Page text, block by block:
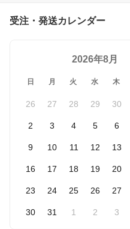
F32EX
受注・発送カレンダー
2026年8月
日 月 火 水 木
26 27 28 29 30
2 3 4 5 6
9 10 11 12 13
16 17 18 19 20
23 24 25 26 27
30 31 1 2 3